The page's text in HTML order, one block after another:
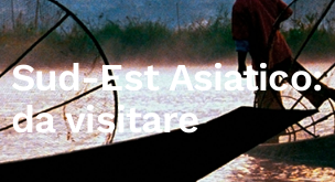
Sud-Est Asiatico:
da visitare